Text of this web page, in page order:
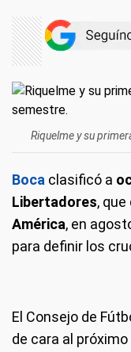
Riquelme y su
Boca clasificó a
Libertadores,
América, en
para definir los
El Consejo de
de cara al